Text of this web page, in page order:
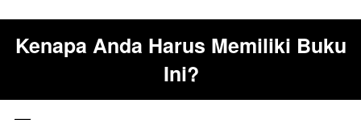
Kenapa Anda Harus Memiliki Buku
Ini?